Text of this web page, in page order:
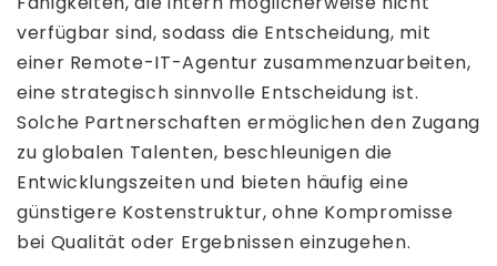
verfügbar sind, sodass die Entscheidung, mit
einer Remote-IT-Agentur zusammenzuarbeiten,
eine strategisch sinnvolle Entscheidung ist.
Solche Partnerschaften ermöglichen den Zugang
zu globalen Talenten, beschleunigen die
Entwicklungszeiten und bieten häufig eine
günstigere Kostenstruktur, ohne Kompromisse
bei Qualität oder Ergebnissen einzugehen.